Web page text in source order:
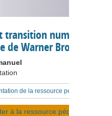
transition numérique :
de Warner Bros.
de la ressource pédagogique
à la ressource pédagogique